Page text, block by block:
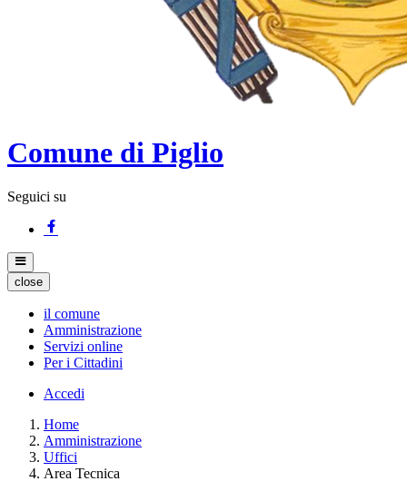
Comune di Piglio
Seguici su
close
il comune
Amministrazione
Servizi online
Per i Cittadini
Accedi
Home
Amministrazione
Uffici
Area Tecnica